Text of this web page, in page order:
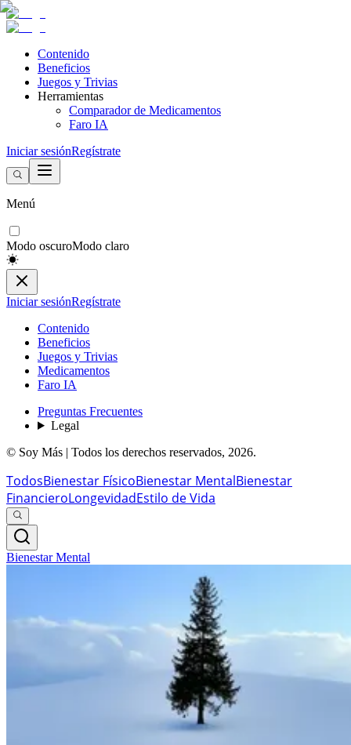
Contenido
Beneficios
Juegos y Trivias
Herramientas
Comparador de Medicamentos
Faro IA
Iniciar sesiónRegístrate
Menú
Modo oscuroModo claro
Iniciar sesiónRegístrate
Contenido
Beneficios
Juegos y Trivias
Medicamentos
Faro IA
Preguntas Frecuentes
Legal
© Soy Más | Todos los derechos reservados, 2026.
TodosBienestar FísicoBienestar MentalBienestar
FinancieroLongevidadEstilo de Vida
Bienestar Mental